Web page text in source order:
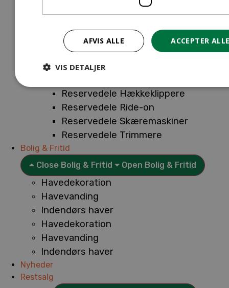
Reservedele Løvblæsere
Reservedele Motorsave
Reservedele Plæneklippere
Reservedele Hækkeklippere
Reservedele Ride-on
Reservedele Skæremaskiner
Reservedele Trimmere
Bolig & Fritid
Close Bolig & Fritid
Open Bolig & Fritid
Havedekoration
Havevanding
Indendørs haver
Havedekoration
Havevanding
Indendørs haver
Nyheder
Restsalg
ACCEPTER
AFVIS ALLE
VIS DETALJER